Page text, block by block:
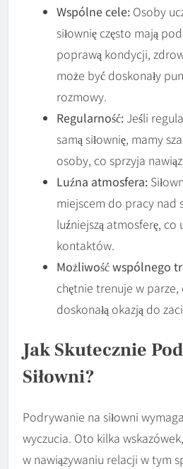
Wspólne cele: Osoby
siłownię często mają
poprawą kondycji,
może być doskonały
rozmowy.
Regularność: Jeśli
samą siłownię, mamy
osoby, co sprzyja
Luźna atmosfera:
miejscem do pracy nad
luźniejszą atmosferę, co
kontaktów.
Możliwość wspólnego
chętnie trenuje w parze,
doskonałą okazją do
Jak Skutecznie
Siłowni?
Podrywanie na siłowni
wyczucia. Oto kilka
w nawiązywaniu relacji w tym